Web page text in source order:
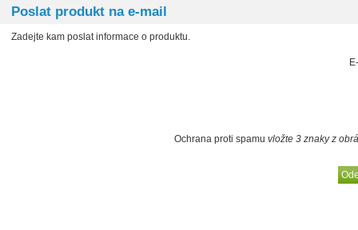
Poslat produkt na e-mail
Zadejte kam poslat informace o produktu.
Ochrana proti spamu vložte 3 znaky z